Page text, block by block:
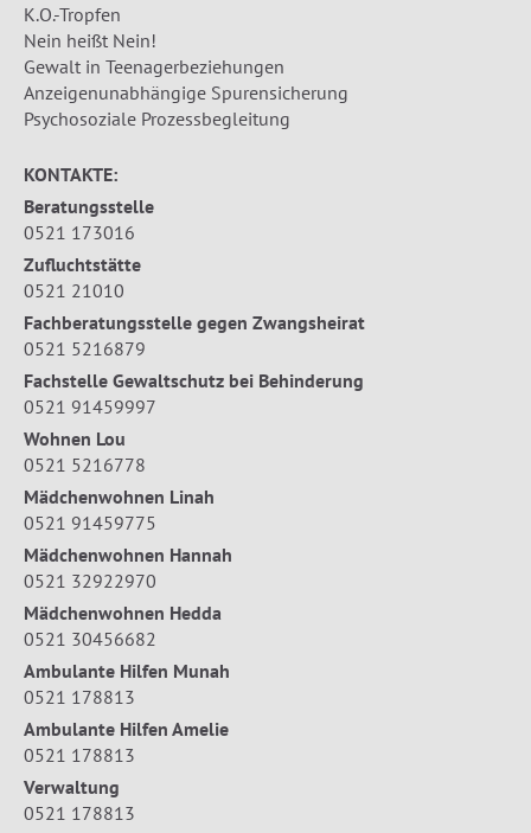
K.O.-Tropfen
Nein heißt Nein!
Gewalt in Teenagerbeziehungen
Anzeigenunabhängige Spurensicherung
Psychosoziale Prozessbegleitung
KONTAKTE:
Beratungsstelle
0521 173016
Zufluchtstätte
0521 21010
Fachberatungsstelle gegen Zwangsheirat
0521 5216879
Fachstelle Gewaltschutz bei Behinderung
0521 91459997
Wohnen Lou
0521 5216778
Mädchenwohnen Linah
0521 91459775
Mädchenwohnen Hannah
0521 32922970
Mädchenwohnen Hedda
0521 30456682
Ambulante Hilfen Munah
0521 178813
Ambulante Hilfen Amelie
0521 178813
Verwaltung
0521 178813